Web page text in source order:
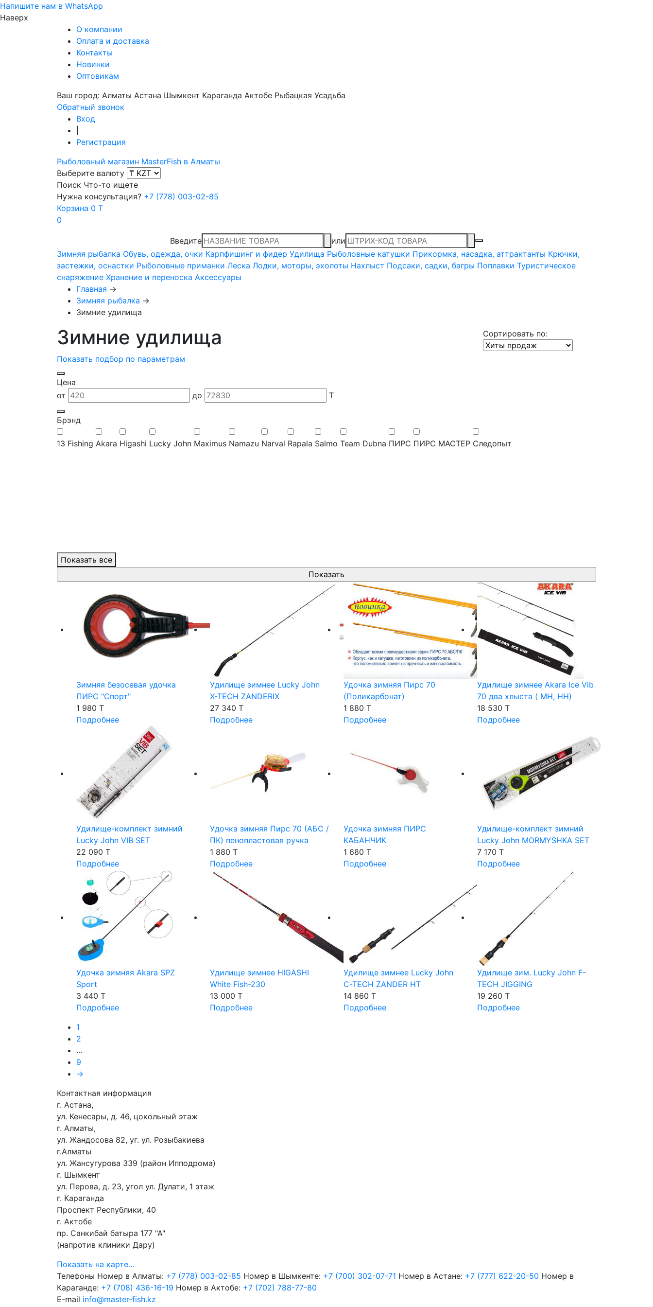
Напишите нам в WhatsApp
Наверх
О компании
Оплата и доставка
Контакты
Новинки
Оптовикам
Ваш город: Алматы Астана Шымкент Караганда Актобе Рыбацкая Усадьба
Обратный звонок
Вход
Регистрация
Рыболовный магазин MasterFish в Алматы
Выберите валюту
Поиск Что-то ищете
Нужна консультация? +7 (778) 003-02-85
Корзина 0 T
0
Введите
или
Зимняя рыбалка Обувь, одежда, очки Карпфишинг и фидер Удилища Рыболовные катушки Прикормка, насадка, аттрактанты Крючки,
застежки, оснастки Рыболовные приманки Леска Лодки, моторы, эхолоты Нахлыст Подсаки, садки, багры Поплавки Туристическое
снаряжение Хранение и переноска Аксессуары
Главная →
Зимняя рыбалка →
Зимние удилища
Зимние удилища Сортировать по:
Показать подбор по параметрам
Цена
от
до T
Брэнд
13 Fishing Akara Higashi Lucky John Maximus Namazu Narval Rapala Salmo Team Dubna ПИРС ПИРС МАСТЕР Следопыт
Показать все
Зимняя безосевая удочка
ПИРС "Спорт"
1 980 T
Подробнее
Удилище зимнее Lucky John
X-TECH ZANDERIX
27 340 T
Подробнее
Удочка зимняя Пирс 70
(Поликарбонат)
1 880 T
Подробнее
Удилище зимнее Akara Ice Vib
70 два хлыста ( MH, HH)
18 530 T
Подробнее
Удилище-комплект зимний
Lucky John VIB SET
22 090 T
Подробнее
Удочка зимняя Пирс 70 (АБС /
ПК) пенопластовая ручка
1 880 T
Подробнее
Удочка зимняя ПИРС
КАБАНЧИК
1 680 T
Подробнее
Удилище-комплект зимний
Lucky John MORMYSHKA SET
7 170 T
Подробнее
Удочка зимняя Akara SPZ
Sport
3 440 T
Подробнее
Удилище зимнее HIGASHI
White Fish-230
13 000 T
Подробнее
Удилище зимнее Lucky John
C-TECH ZANDER HT
14 860 T
Подробнее
Удилище зим. Lucky John F-
TECH JIGGING
19 260 T
Подробнее
1
2
...
9
→
Контактная информация
г. Астана,
ул. Кенесары, д. 46, цокольный этаж
г. Алматы,
ул. Жандосова 82, уг. ул. Розыбакиева
г.Алматы
ул. Жансугурова 339 (район Ипподрома)
г. Шымкент
ул. Перова, д. 23, угол ул. Дулати, 1 этаж
г. Караганда
Проспект Республики, 40
г. Актобе
пр. Санкибай батыра 177 "А"
(напротив клиники Дару)
Показать на карте...
Телефоны Номер в Алматы: +7 (778) 003-02-85 Номер в Шымкенте: +7 (700) 302-07-71 Номер в Астане: +7 (777) 622-20-50 Номер в
Караганде: +7 (708) 436-16-19 Номер в Актобе: +7 (702) 788-77-80
E-mail info@master-fish.kz